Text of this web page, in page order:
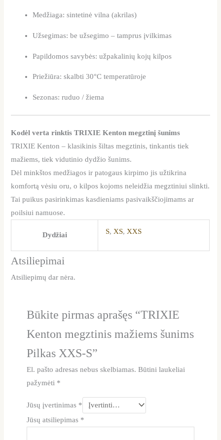
Medžiaga: sintetinė vilna (akrilas)
Užsegimas: be užsegimo – tamprus įvilkimas
Papildomos savybės: užpakalinių kojų kilpos
Priežiūra: skalbti 30°C temperatūroje
Sezonas: ruduo / žiema
Kodėl verta rinktis TRIXIE Kenton megztinį šunims
TRIXIE Kenton – klasikinis šiltas megztinis, tinkantis tiek
mažiems, tiek vidutinio dydžio šunims.
Dėl minkštos medžiagos ir patogaus kirpimo jis užtikrina
komfortą vėsiu oru, o kilpos kojoms neleidžia megztiniui slinkti.
Tai puikus pasirinkimas kasdieniams pasivaikščiojimams ar
poilsiui namuose.
Dydžiai S, XS, XXS
Atsiliepimai
Atsiliepimų dar nėra.
Būkite pirmas aprašęs “TRIXIE
Kenton megztinis mažiems šunims
Pilkas XXS-S”
El. pašto adresas nebus skelbiamas. Būtini laukeliai
pažymėti *
Jūsų įvertinimas *
Jūsų atsiliepimas *